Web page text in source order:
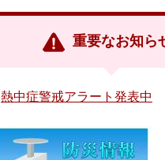
重要なお知ら
熱中症警戒アラート発表中